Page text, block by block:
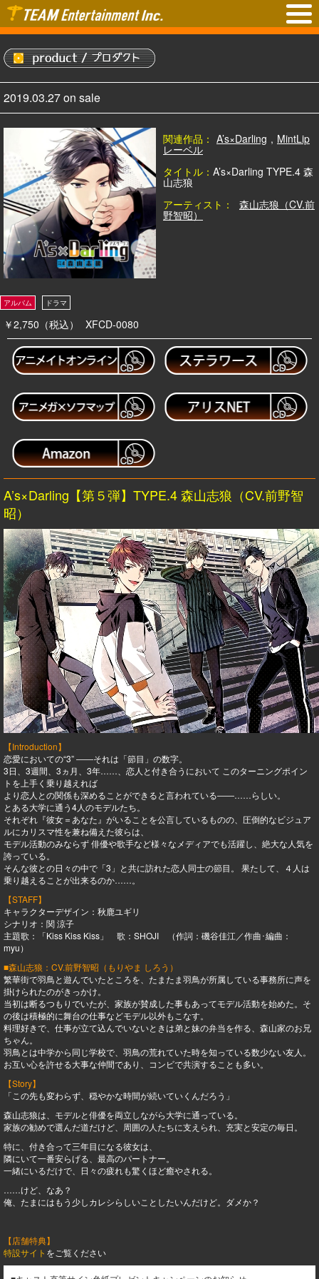
2019.03.27 on sale
関連作品： A’s×Darling , MintLip
レーベル
タイトル： A’s×Darling TYPE.4 森
山志狼
アーティスト：
森山志狼（CV.前
野智昭）
￥2,750（税込） XFCD-0080
A’s×Darling【第５弾】TYPE.4 森山志狼（CV.前野智
昭）
【Introduction】
恋愛においての“3” ――それは「節目」の数字。
3日、3週間、3ヵ月、3年……、恋人と付き合うにおいて このターニングポイン
トを上手く乗り越えれば
より恋人との関係も深めることができると言われている――……らしい。
とある大学に通う4人のモデルたち。
それぞれ『彼女＝あなた』がいることを公言しているものの、圧倒的なビジュア
ルにカリスマ性を兼ね備えた彼らは、
モデル活動のみならず 俳優や歌手など様々なメディアでも活躍し、絶大な人気を
誇っている。
そんな彼との日々の中で「3」と共に訪れた恋人同士の節目。 果たして、４人は
乗り越えることが出来るのか……。
【STAFF】
キャラクターデザイン：秋鹿ユギリ
シナリオ：関 涼子
主題歌：「Kiss Kiss Kiss」 歌：SHOJI （作詞：磯谷佳江／作曲･編曲：
myu）
■森山志狼：CV.前野智昭（もりやま しろう）
繁華街で羽鳥と遊んでいたところを、たまたま羽鳥が所属している事務所に声を
掛けられたのがきっかけ。
当初は断るつもりでいたが、家族が賛成した事もあってモデル活動を始めた。そ
の後は積極的に舞台の仕事などモデル以外もこなす。
料理好きで、仕事が立て込んでいないときは弟と妹の弁当を作る、森山家のお兄
ちゃん。
羽鳥とは中学から同じ学校で、羽鳥の荒れていた時を知っている数少ない友人。
お互い心を許せる大事な仲間であり、コンビで共演することも多い。
【Story】
「この先も変わらず、穏やかな時間が続いていくんだろう」
森山志狼は、モデルと俳優を両立しながら大学に通っている。
家族の勧めで選んだ道だけど、周囲の人たちに支えられ、充実と安定の毎日。
特に、付き合って三年目になる彼女は、
隣にいて一番安らげる、最高のパートナー。
一緒にいるだけで、日々の疲れも驚くほど癒やされる。
……けど、なあ？
俺、たまにはもう少しカレシらしいことしたいんだけど。ダメか？
【店舗特典】
特設サイト をご覧ください